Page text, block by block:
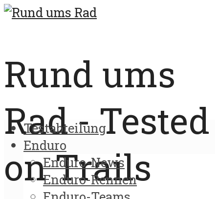
Rund ums
Rad - Tested
on Trails
Testabteilung
Enduro
Enduro-News
Enduro-Rennen